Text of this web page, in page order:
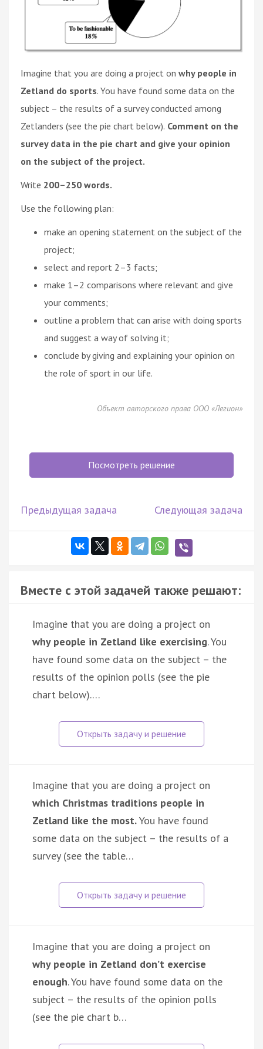
Imagine that you are doing a project on why people in
Zetland do sports. You have found some data on the
subject – the results of a survey conducted among
Zetlanders (see the pie chart below). Comment on the
survey data in the pie chart and give your opinion
on the subject of the project.
Write 200–250 words.
Use the following plan:
make an opening statement on the subject of the
project;
select and report 2–3 facts;
make 1–2 comparisons where relevant and give
your comments;
outline a problem that can arise with doing sports
and suggest a way of solving it;
conclude by giving and explaining your opinion on
the role of sport in our life.
Объект авторского права ООО «Легион»
Посмотреть решение
Предыдущая задача Следующая задача
Вместе с этой задачей также решают:
Imagine that you are doing a project on
why people in Zetland like exercising. You
have found some data on the subject – the
results of the opinion polls (see the pie
chart below).…
Imagine that you are doing a project on
which Christmas traditions people in
Zetland like the most.You have found
some data on the subject – the results of a
survey (see the table…
Imagine that you are doing a project on
why people in Zetland don’t exercise
enough. You have found some data on the
subject – the results of the opinion polls
(see the pie chart b…